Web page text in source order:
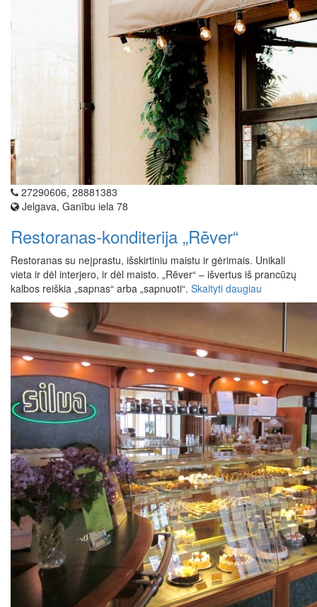
27290606, 28881383
Jelgava, Ganību iela 78
Restoranas-konditerija „Rēver“
Restoranas su neįprastu, išskirtiniu maistu ir gėrimais. Unikali
vieta ir dėl interjero, ir dėl maisto. „Rēver“ – išvertus iš prancūzų
kalbos reiškia „sapnas“ arba „sapnuoti“. Skaityti daugiau